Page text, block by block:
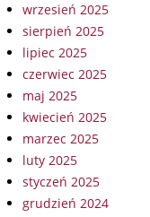
wrzesień 2025
sierpień 2025
lipiec 2025
czerwiec 2025
maj 2025
kwiecień 2025
marzec 2025
luty 2025
styczeń 2025
grudzień 2024